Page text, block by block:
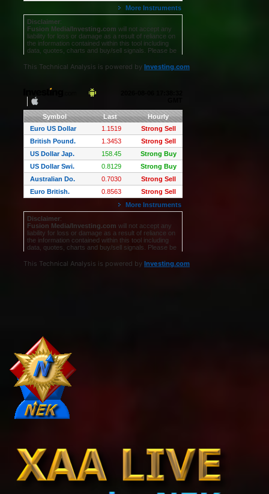
This Technical Analysis is powered by Investing.com
This Technical Analysis is powered by Investing.com